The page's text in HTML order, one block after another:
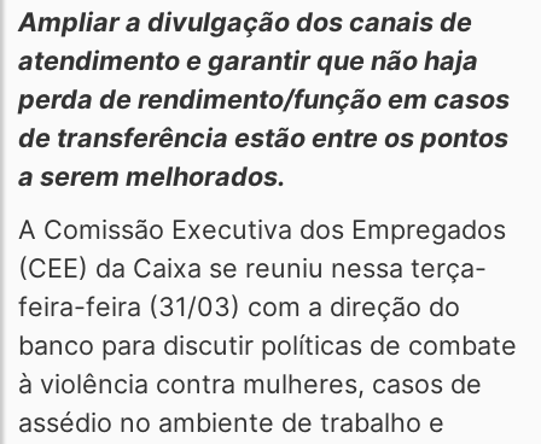
Ampliar a divulgação dos canais de
atendimento e garantir que não haja
perda de rendimento/função em casos
de transferência estão entre os pontos
a serem melhorados.
A Comissão Executiva dos Empregados
(CEE) da Caixa se reuniu nessa terça-
feira-feira (31/03) com a direção do
banco para discutir políticas de combate
à violência contra mulheres, casos de
assédio no ambiente de trabalho e